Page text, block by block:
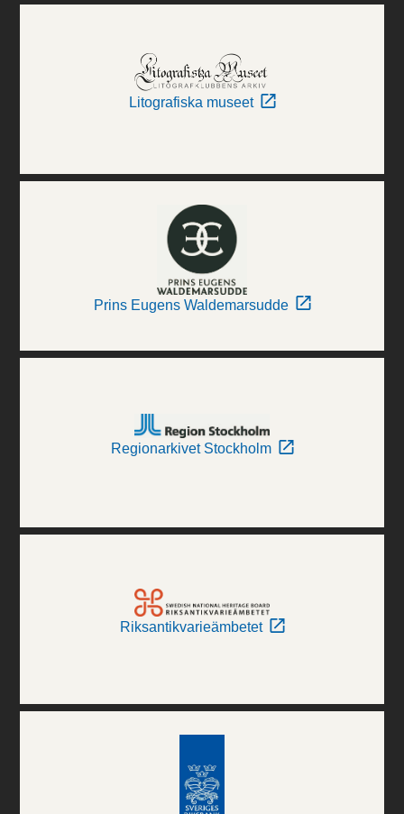
Litografiska museet
Prins Eugens Waldemarsudde
Regionarkivet Stockholm
Riksantikvarieämbetet